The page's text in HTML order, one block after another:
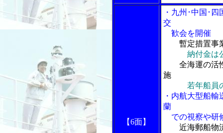
【6面】
・九州･中国･
交
歓会を開催
暫定措置事
納付金は
全海運の活性
施
若年船員
・内航大型船
蘭
での視察や研
近海郵船物